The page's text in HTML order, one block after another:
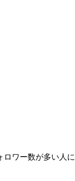
ワー数が多い人